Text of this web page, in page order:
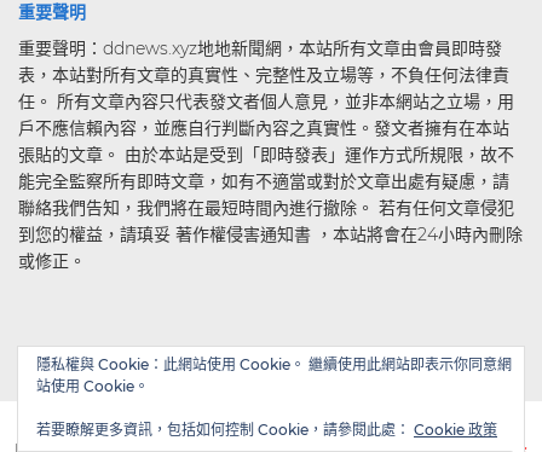
重要聲明
重要聲明：ddnews.xyz地地新聞網，本站所有文章由會員即時發
表，本站對所有文章的真實性、完整性及立場等，不負任何法律責
任。 所有文章內容只代表發文者個人意見，並非本網站之立場，用
戶不應信賴內容，並應自行判斷內容之真實性。發文者擁有在本站
張貼的文章。 由於本站是受到「即時發表」運作方式所規限，故不
能完全監察所有即時文章，如有不適當或對於文章出處有疑慮，請
聯絡我們告知，我們將在最短時間內進行撤除。 若有任何文章侵犯
到您的權益，請瑱妥 著作權侵害通知書 ，本站將會在24小時內刪除
或修正。
隱私權與 Cookie：此網站使用 Cookie。 繼續使用此網站即表示你同意網
站使用 Cookie。
若要瞭解更多資訊，包括如何控制 Cookie，請參閱此處： Cookie 政策